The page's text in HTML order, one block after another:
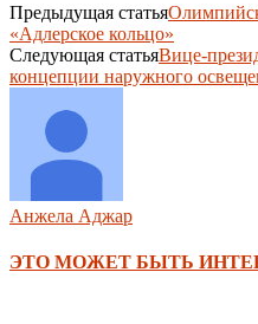
Предыдущая статья
«Адлерское кольцо»
Следующая статьяВице-
концепции наружного
Анжела Аджар
ЭТО МОЖЕТ БЫТЬ